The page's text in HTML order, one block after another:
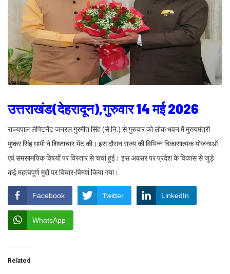
उत्तराखंड(देहरादून),गुरुवार 14 मई 2026
राज्यपाल लेफ्टिनेंट जनरल गुरमीत सिंह (से.नि.) से गुरुवार को लोक भवन में मुख्यमंत्री
पुष्कर सिंह धामी ने शिष्टाचार भेंट की। इस दौरान राज्य की विभिन्न विकासात्मक योजनाओं
एवं समसामयिक विषयों पर विस्तार से चर्चा हुई। इस अवसर पर प्रदेश के विकास से जुड़े
कई महत्वपूर्ण मुद्दों पर विचार-विमर्श किया गया।
Facebook Twitter LinkedIn
WhatsApp
Related